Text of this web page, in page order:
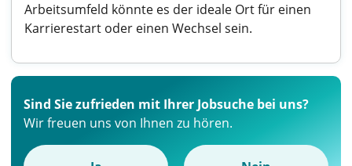
Arbeitsumfeld könnte es der ideale Ort für einen
Karrierestart oder einen Wechsel sein.
Sind Sie zufrieden mit Ihrer Jobsuche bei uns?
Wir freuen uns von Ihnen zu hören.